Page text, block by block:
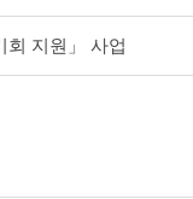
회 지원」 사업